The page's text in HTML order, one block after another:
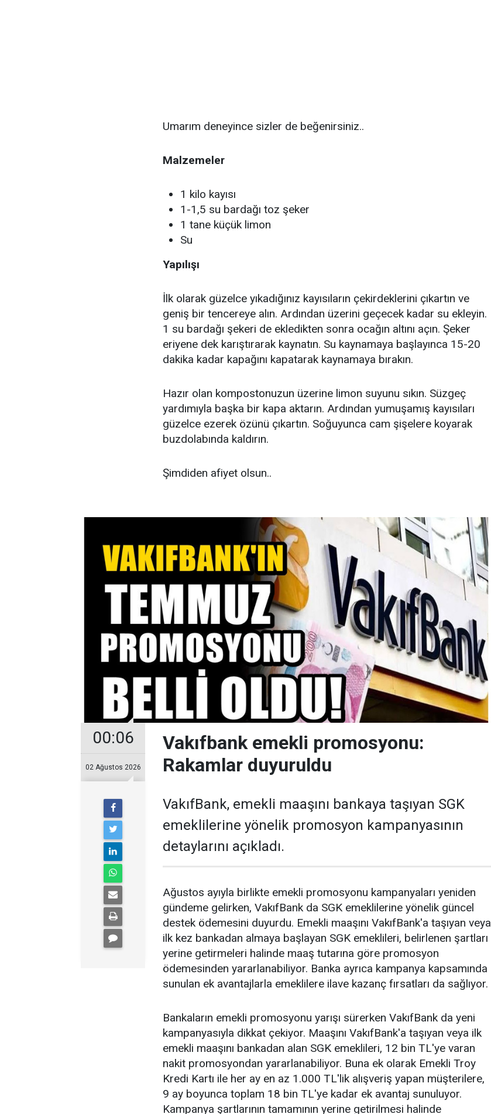
Umarım deneyince sizler de beğenirsiniz..
Malzemeler
1 kilo kayısı
1-1,5 su bardağı toz şeker
1 tane küçük limon
Su
Yapılışı
İlk olarak güzelce yıkadığınız kayısıların çekirdeklerini çıkartın ve
geniş bir tencereye alın. Ardından üzerini geçecek kadar su ekleyin.
1 su bardağı şekeri de ekledikten sonra ocağın altını açın. Şeker
eriyene dek karıştırarak kaynatın. Su kaynamaya başlayınca 15-20
dakika kadar kapağını kapatarak kaynamaya bırakın.
Hazır olan kompostonuzun üzerine limon suyunu sıkın. Süzgeç
yardımıyla başka bir kapa aktarın. Ardından yumuşamış kayısıları
güzelce ezerek özünü çıkartın. Soğuyunca cam şişelere koyarak
buzdolabında kaldırın.
Şimdiden afiyet olsun..
00:06
02 Ağustos 2026
Vakıfbank emekli promosyonu:
Rakamlar duyuruldu
VakıfBank, emekli maaşını bankaya taşıyan SGK
emeklilerine yönelik promosyon kampanyasının
detaylarını açıkladı.
Ağustos ayıyla birlikte emekli promosyonu kampanyaları yeniden
gündeme gelirken, VakıfBank da SGK emeklilerine yönelik güncel
destek ödemesini duyurdu. Emekli maaşını VakıfBank'a taşıyan veya
ilk kez bankadan almaya başlayan SGK emeklileri, belirlenen şartları
yerine getirmeleri halinde maaş tutarına göre promosyon
ödemesinden yararlanabiliyor. Banka ayrıca kampanya kapsamında
sunulan ek avantajlarla emeklilere ilave kazanç fırsatları da sağlıyor.
Bankaların emekli promosyonu yarışı sürerken VakıfBank da yeni
kampanyasıyla dikkat çekiyor. Maaşını VakıfBank'a taşıyan veya ilk
emekli maaşını bankadan alan SGK emeklileri, 12 bin TL'ye varan
nakit promosyondan yararlanabiliyor. Buna ek olarak Emekli Troy
Kredi Kartı ile her ay en az 1.000 TL'lik alışveriş yapan müşterilere,
9 ay boyunca toplam 18 bin TL'ye kadar ek avantaj sunuluyor.
Kampanya şartlarının tamamının yerine getirilmesi halinde